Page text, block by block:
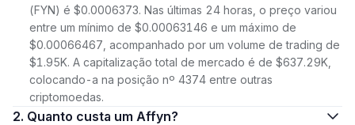
(FYN) é $0.0006373. Nas últimas 24 horas, o preço variou
entre um mínimo de $0.00063146 e um máximo de
$0.00066467, acompanhado por um volume de trading de
$1.95K. A capitalização total de mercado é de $637.29K,
colocando-a na posição nº 4374 entre outras
criptomoedas.
2. Quanto custa um Affyn?